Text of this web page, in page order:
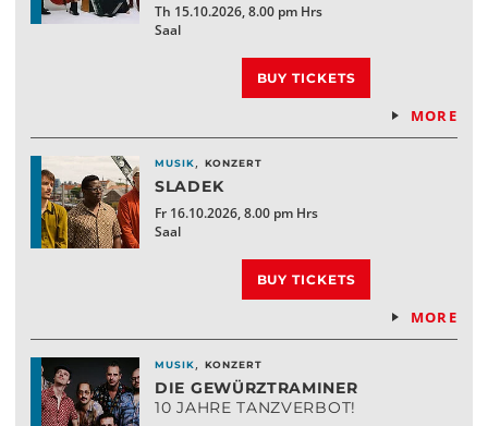
Th 15.10.2026, 8.00 pm Hrs
Saal
MORE
BUY TICKETS
MUSIK, KONZERT
SLADEK
Fr 16.10.2026, 8.00 pm Hrs
Saal
MORE
BUY TICKETS
MUSIK, KONZERT
DIE GEWÜRZTRAMINER
10 JAHRE TANZVERBOT!